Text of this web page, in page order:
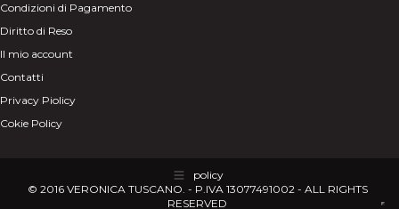
Condizioni di Pagamento
Diritto di Reso
Il mio account
Contatti
Privacy Piolicy
Cokie Policy
policy
© 2016 VERONICA TUSCANO. - P.IVA 13077491002 - ALL RIGHTS
RESERVED